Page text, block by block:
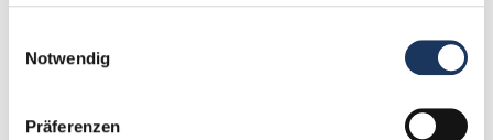
Notwendig
Präferenzen
bewerbung@dzas.de